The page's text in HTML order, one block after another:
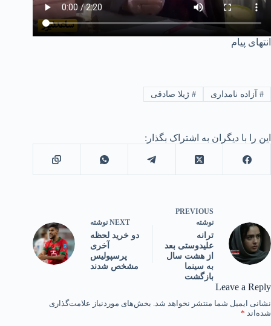
انتهای پیام
#آزاده نامداری #ژیلا صادقی
این را با دیگران به اشتراک بگذار:
PREVIOUS
نوشته
ترانه
علیدوستی بعد
از هشت سال
به سینما
بازگشت
NEXT نوشته
دو خرید لحظه
آخری
پرسپولیس
مشخص شدند
Leave a Reply
نشانی ایمیل شما منتشر نخواهد شد. بخش‌های موردنیاز علامت‌گذاری
شده‌اند *